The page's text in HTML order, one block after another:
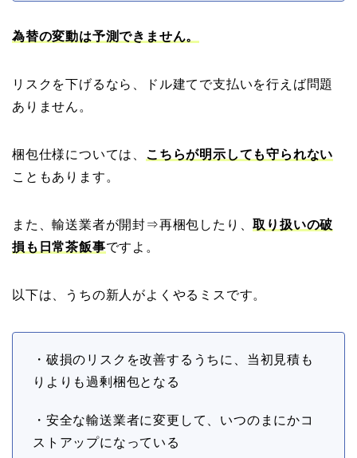
為替の変動は予測できません。
リスクを下げるなら、ドル建てで支払いを行えば問題
ありません。
梱包仕様については、
こちらが明示しても守られない
こともあります。
また、輸送業者が開封⇒再梱包したり、取り扱いの破
損も日常茶飯事ですよ。
以下は、うちの新人がよくやるミスです。
・破損のリスクを改善するうちに、当初見積も
りよりも過剰梱包となる
・安全な輸送業者に変更して、いつのまにかコ
ストアップになっている